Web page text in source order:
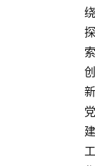
绕
探
索
创
新
党
建
工